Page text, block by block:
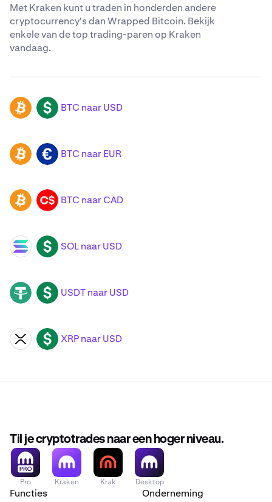
Met Kraken kunt u traden in honderden andere
cryptocurrency's dan Wrapped Bitcoin. Bekijk
enkele van de top trading-paren op Kraken
vandaag.
BTC USD BTC naar USD
BTC EUR BTC naar EUR
BTC CAD BTC naar CAD
SOL USD SOL naar USD
USDT USD USDT naar USD
XRP USD XRP naar USD
Til je cryptotrades naar een hoger niveau.
Pro Kraken Krak Desktop
Functies Onderneming